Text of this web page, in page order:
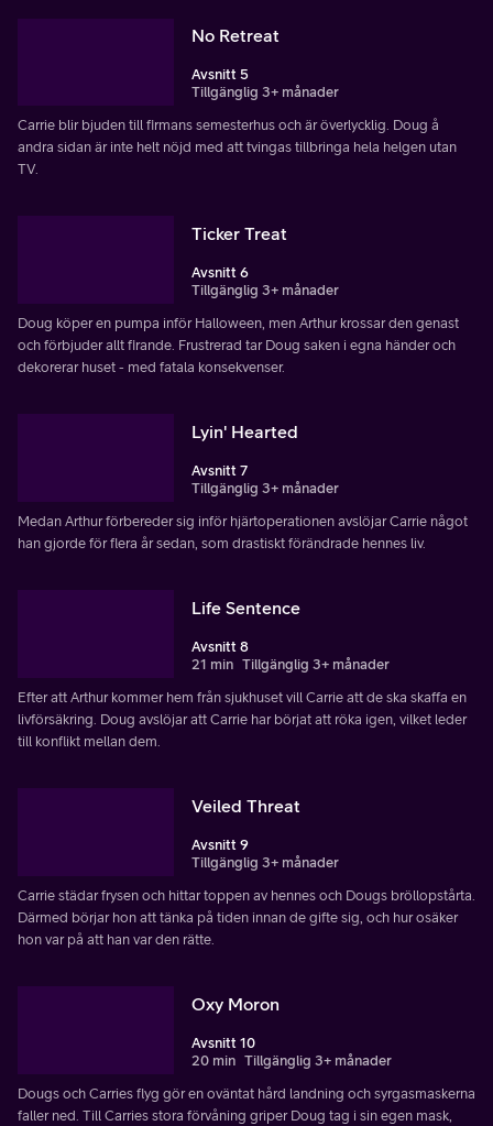
No Retreat
Avsnitt 5
Tillgänglig 3+ månader
Carrie blir bjuden till firmans semesterhus och är överlycklig. Doug å
andra sidan är inte helt nöjd med att tvingas tillbringa hela helgen utan
TV.
Ticker Treat
Avsnitt 6
Tillgänglig 3+ månader
Doug köper en pumpa inför Halloween, men Arthur krossar den genast
och förbjuder allt firande. Frustrerad tar Doug saken i egna händer och
dekorerar huset - med fatala konsekvenser.
Lyin' Hearted
Avsnitt 7
Tillgänglig 3+ månader
Medan Arthur förbereder sig inför hjärtoperationen avslöjar Carrie något
han gjorde för flera år sedan, som drastiskt förändrade hennes liv.
Life Sentence
Avsnitt 8
21 min Tillgänglig 3+ månader
Efter att Arthur kommer hem från sjukhuset vill Carrie att de ska skaffa en
livförsäkring. Doug avslöjar att Carrie har börjat att röka igen, vilket leder
till konflikt mellan dem.
Veiled Threat
Avsnitt 9
Tillgänglig 3+ månader
Carrie städar frysen och hittar toppen av hennes och Dougs bröllopstårta.
Därmed börjar hon att tänka på tiden innan de gifte sig, och hur osäker
hon var på att han var den rätte.
Oxy Moron
Avsnitt 10
20 min Tillgänglig 3+ månader
Dougs och Carries flyg gör en oväntat hård landning och syrgasmaskerna
faller ned. Till Carries stora förvåning griper Doug tag i sin egen mask,